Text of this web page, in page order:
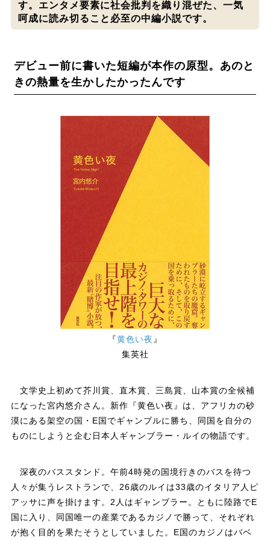
す。エンタメ要素に社会批判を織り混ぜた、一気
呵成に読み切ること必至の中編小説です。
デビュー前に書いた短編が本作の原型。あのと
きの熱量を生かしたかったんです
『黄色い夜 』
集英社
文学史上初めて芥川賞、直木賞、三島賞、山本賞の全候補
になった宮内悠介さん。新作『黄色い夜』は、アフリカの砂
漠にある架空の国・E国でギャンブルに勝ち、同国を自分の
ものにしようと企む日本人ギャンブラー・ルイの物語です。
深夜のバススタンド。午前4時発の国境行きのバスを待つ
人々が集うレストランで、26歳のルイは33歳のイタリア人ピ
アッサに声を掛けます。2人はギャンブラー。ともに陸路でE
国に入り、同国唯一の産業であるカジノで勝って、それぞれ
が抱く目的を果たそうとしていました。E国のカジノはバベ